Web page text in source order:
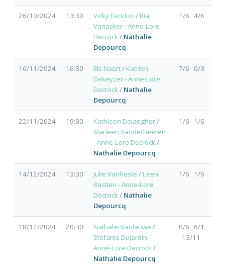
26/10/2024 13:30 Vicky Eeckloo / Ria
Vanacker-Anne-Lore
Decrock/ Nathalie
Depourcq
1/6 4/6
16/11/2024 16:30 Els Naert/ Katrien
Dekeyzer-Anne-Lore
Decrock/ Nathalie
Depourcq
7/6 0/3
22/11/2024 19:30 Kathleen Dejaegher/
Marleen Vanderheeren
-Anne-Lore Decrock/
Nathalie Depourcq
1/6 1/6
14/12/2024 13:30 Julie Vanheste / Leen
Bastien -Anne-Lore
Decrock/ Nathalie
Depourcq
1/6 1/6
18/12/2024 20:30 Nathalie Vanlauwe /
Stefanie Dujardin -
Anne-Lore Decrock/
Nathalie Depourcq
0/6 6/1
13/11